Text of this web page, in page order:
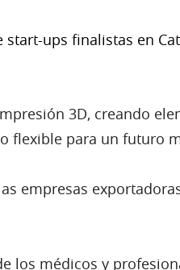
ups finalistas en
3D, creando
flexible para un futuro
empresas
los médicos y